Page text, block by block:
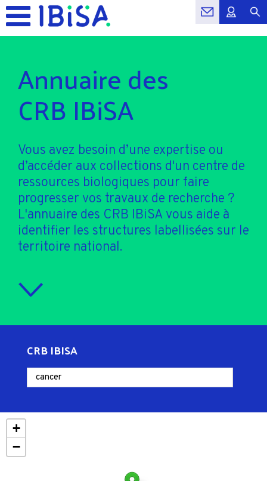
Annuaire des
CRB IBiSA
Vous avez besoin d’une expertise ou
d’accéder aux collections d'un centre de
ressources biologiques pour faire
progresser vos travaux de recherche ?
L'annuaire des CRB IBiSA vous aide à
identifier les structures labellisées sur le
territoire national.
CRB IBISA
+
−